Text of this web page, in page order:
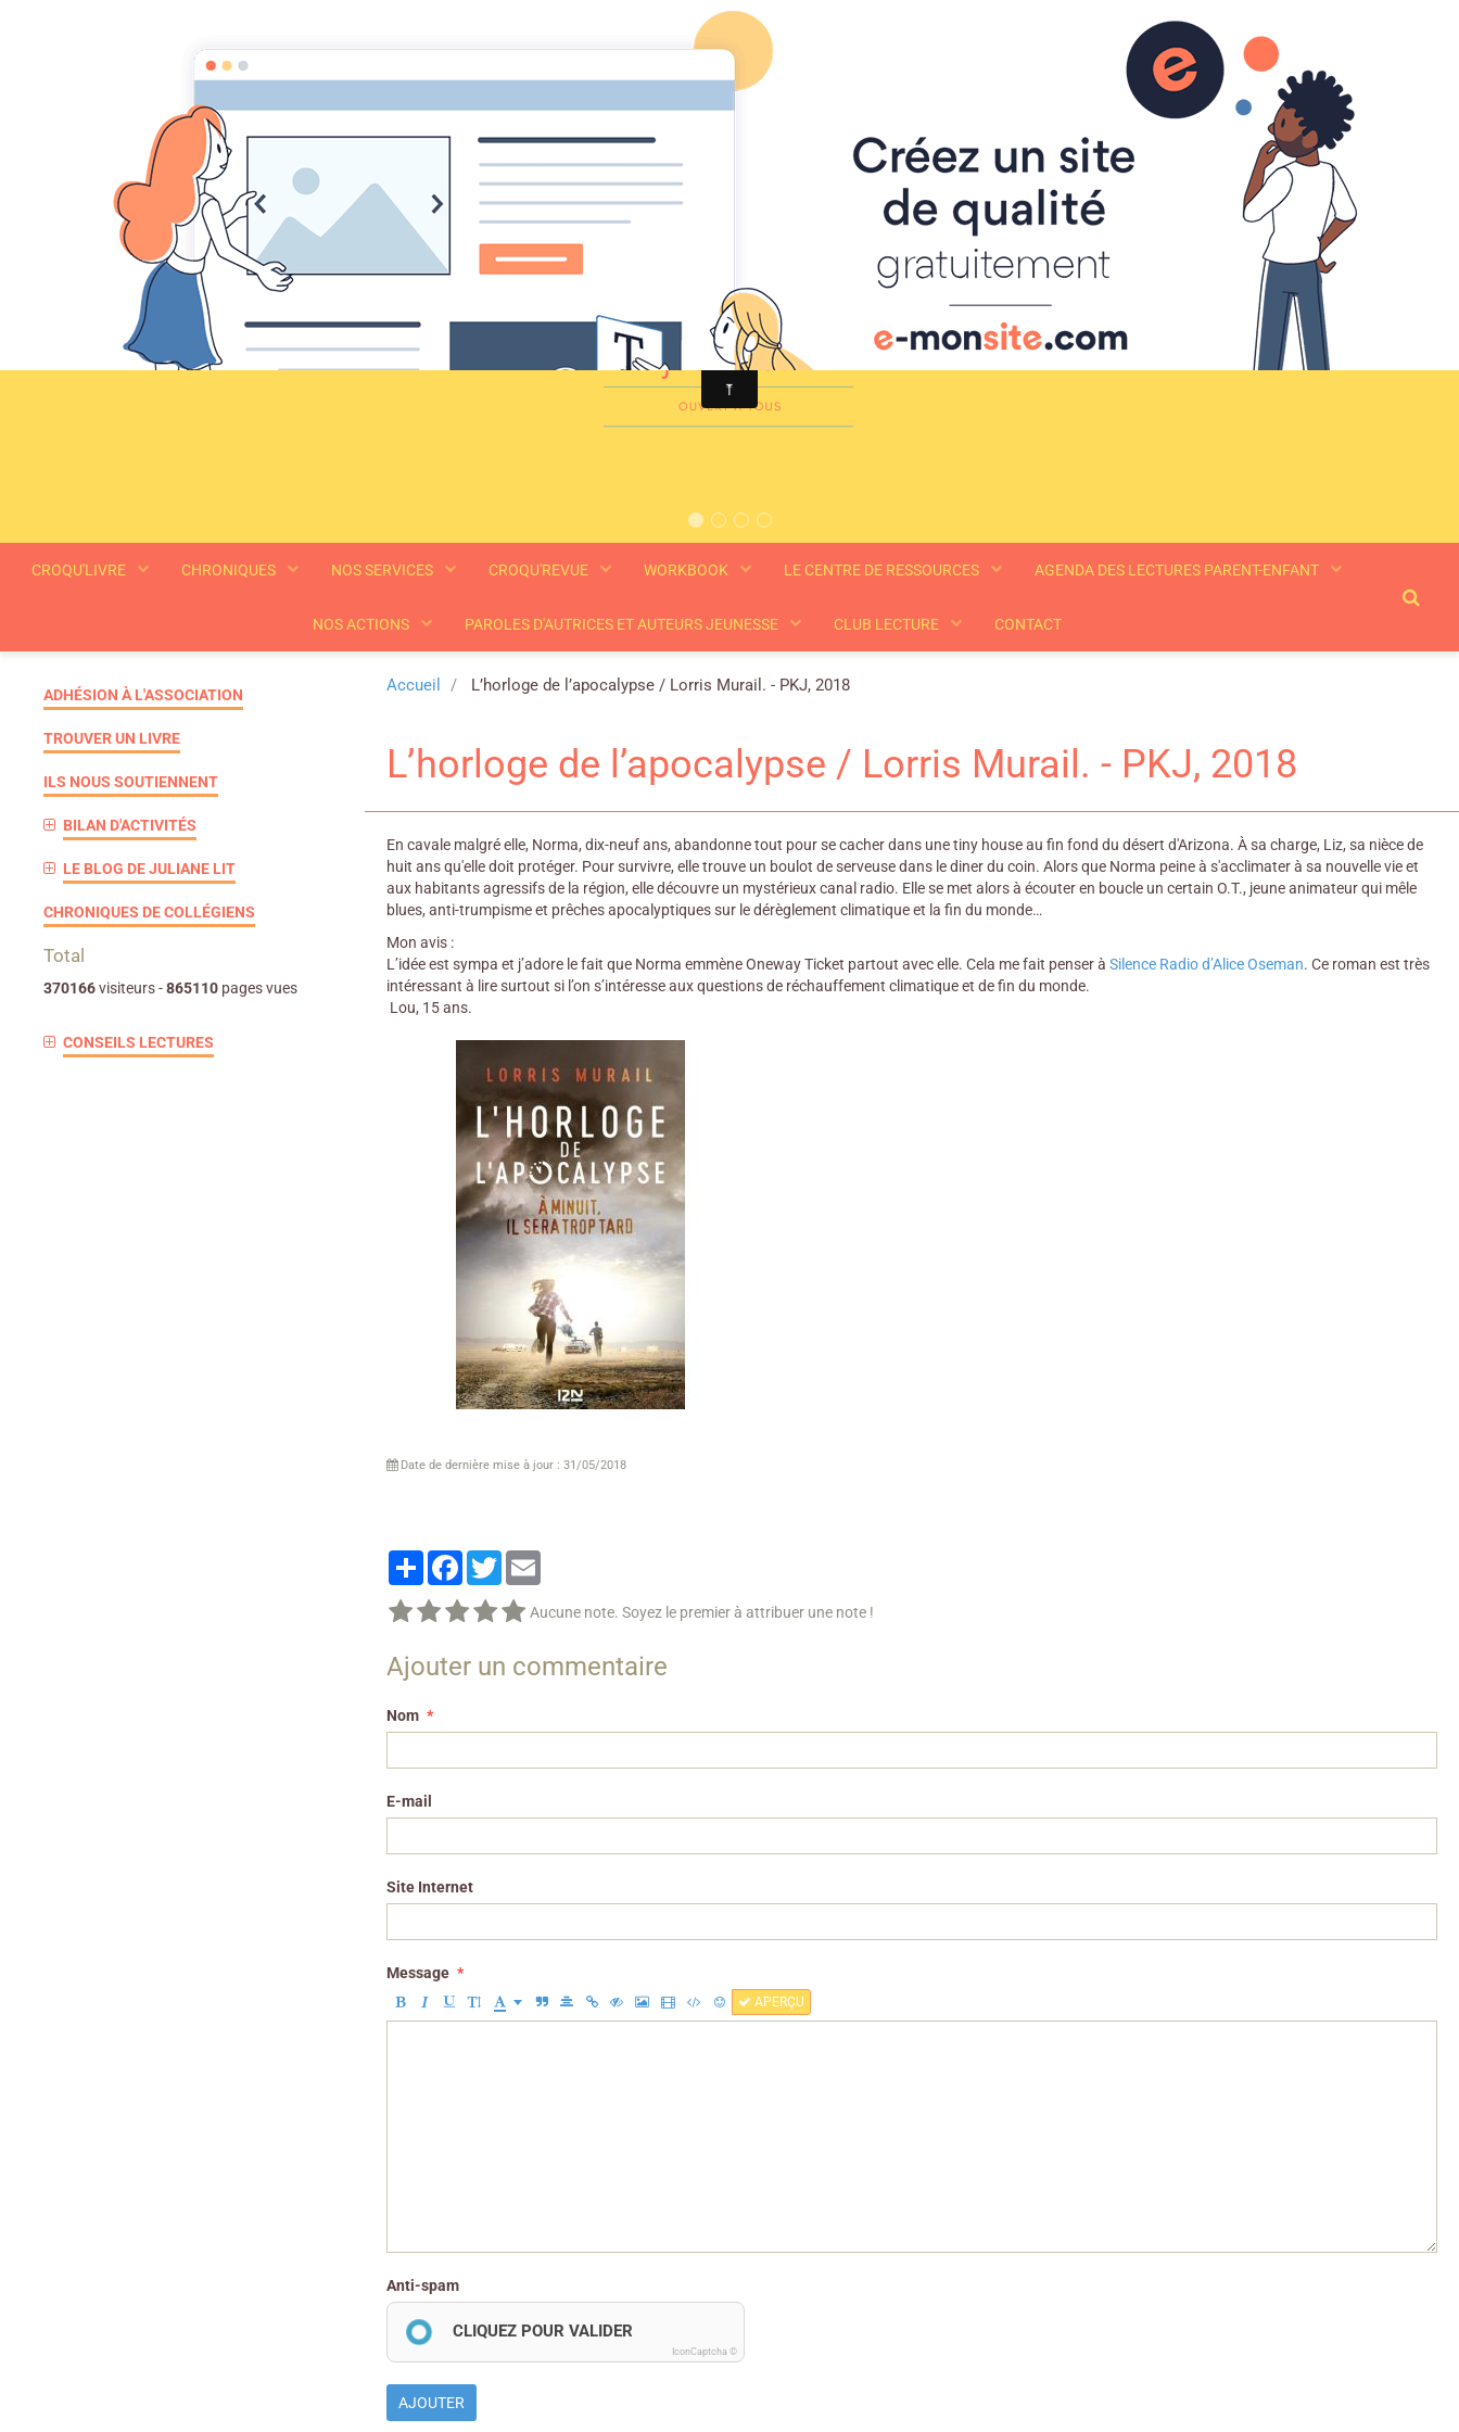
Croqu'livre
CROQU'LIVRE CHRONIQUES NOS SERVICES CROQU'REVUE WORKBOOK LE CENTRE DE RESSOURCES AGENDA DES LECTURES PARENT-ENFANT
NOS ACTIONS PAROLES D'AUTRICES ET AUTEURS JEUNESSE CLUB LECTURE CONTACT
Accueil L’horloge de l’apocalypse / Lorris Murail. - PKJ, 2018
L’horloge de l’apocalypse / Lorris Murail. - PKJ, 2018
En cavale malgré elle, Norma, dix-neuf ans, abandonne tout pour se cacher dans une tiny house au fin fond du désert d'Arizona. À sa charge, Liz, sa nièce de
huit ans qu'elle doit protéger. Pour survivre, elle trouve un boulot de serveuse dans le diner du coin. Alors que Norma peine à s'acclimater à sa nouvelle vie et
aux habitants agressifs de la région, elle découvre un mystérieux canal radio. Elle se met alors à écouter en boucle un certain O.T., jeune animateur qui mêle
blues, anti-trumpisme et prêches apocalyptiques sur le dérèglement climatique et la fin du monde…
Mon avis :
L’idée est sympa et j’adore le fait que Norma emmène Oneway Ticket partout avec elle. Cela me fait penser à Silence Radio d’Alice Oseman. Ce roman est très
intéressant à lire surtout si l’on s’intéresse aux questions de réchauffement climatique et de fin du monde.
Lou, 15 ans.
Date de dernière mise à jour : 31/05/2018
PartagerFacebook
Twitter
Aucune note. Soyez le premier à attribuer une note !
Ajouter un commentaire
Nom
E-mail
Site Internet
Message
APERÇU
Anti-spam
CLIQUEZ POUR VALIDER
IconCaptcha ©
AJOUTER
ADHÉSION À L'ASSOCIATION
TROUVER UN LIVRE
ILS NOUS SOUTIENNENT
BILAN D'ACTIVITÉS
LE BLOG DE JULIANE LIT
CHRONIQUES DE COLLÉGIENS
Total
370166visiteurs -865110 pages vues
CONSEILS LECTURES